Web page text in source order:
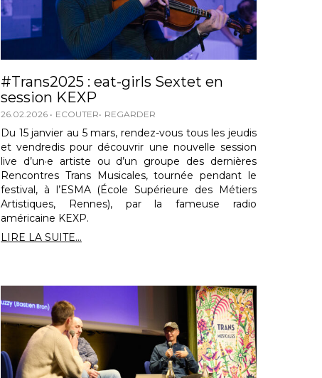
#Trans2025 : eat-girls Sextet en
session KEXP
26.02.2026 ECOUTER REGARDER
Du 15 janvier au 5 mars, rendez-vous tous les jeudis
et vendredis pour découvrir une nouvelle session
live d’un·e artiste ou d’un groupe des dernières
Rencontres Trans Musicales, tournée pendant le
festival, à l’ESMA (École Supérieure des Métiers
Artistiques, Rennes), par la fameuse radio
américaine KEXP.
LIRE LA SUITE...